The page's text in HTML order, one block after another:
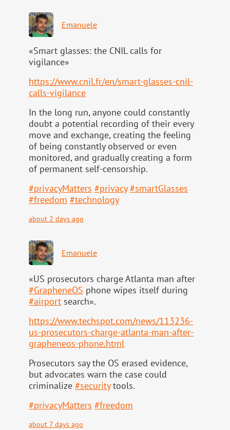
Emanuele
«Smart glasses: the CNIL calls for
vigilance»
https://www.cnil.fr/en/smart-glasses-cnil-
calls-vigilance
In the long run, anyone could constantly
doubt a potential recording of their every
move and exchange, creating the feeling
of being constantly observed or even
monitored, and gradually creating a form
of permanent self-censorship.
#privacyMatters #privacy #smartGlasses
#freedom #technology
about 2 days ago
Emanuele
«US prosecutors charge Atlanta man after
#GrapheneOS phone wipes itself during
#airport search».
https://www.techspot.com/news/113236-
us-prosecutors-charge-atlanta-man-after-
grapheneos-phone.html
Prosecutors say the OS erased evidence,
but advocates warn the case could
criminalize #securitytools.
#privacyMatters #freedom
about 7 days ago